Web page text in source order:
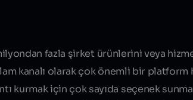
fazla şirket ürünlerini veya
kanalı olarak çok önemli bir platform
kurmak için çok sayıda seçenek